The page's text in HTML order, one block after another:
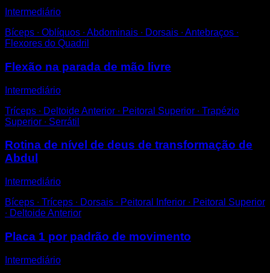
Intermediário
Bíceps ∙ Oblíquos ∙ Abdominais ∙ Dorsais ∙ Antebraços ∙
Flexores do Quadril
Flexão na parada de mão livre
Intermediário
Tríceps ∙ Deltoide Anterior ∙ Peitoral Superior ∙ Trapézio
Superior ∙ Serrátil
Rotina de nível de deus de transformação de
Abdul
Intermediário
Bíceps ∙ Tríceps ∙ Dorsais ∙ Peitoral Inferior ∙ Peitoral Superior
∙ Deltoide Anterior
Placa 1 por padrão de movimento
Intermediário